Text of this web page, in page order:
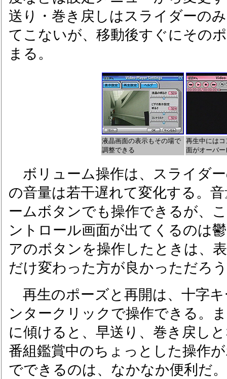
送り・巻き戻しはスライダーの
てこないが、移動後すぐにその
まる。
液晶画面の表示もその場で
調整できる
再生中には
面がオーバ
ボリューム操作は、スライダ
の音量は若干遅れて変化する。
ームボタンでも操作できるが、
ントロール画面が出てくるのは
アのボタンを操作したときは、
だけ変わった方が良かっただろ
再生のポーズと再開は、十字
ンタークリックで操作できる。
に傾けると、早送り、巻き戻し
番組鑑賞中のちょっとした操作
でできるのは、なかなか便利だ。